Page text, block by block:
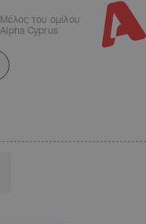
Μέλος του ομίλου
Alpha Cyprus